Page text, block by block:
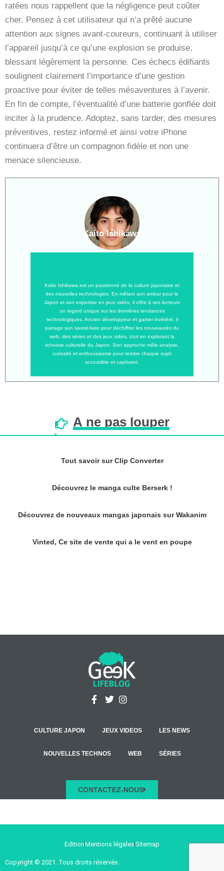
ratées nous rappellent que la négligence peut coûter
cher. Pensez à cet utilisateur qui n’a prêté aucune
attention aux signes avant-coureurs, continuant à utiliser
l’appareil jusqu’à ce qu’une explosion se produise,
blessant légèrement la personne. Ces échecs édifiants
soulignent clairement l’importance d’une gestion
proactive pour éviter de telles mésaventures à l’avenir.
En fin de compte, l’éventualité d’une batterie gonflée doit
inciter à la prudence. Adoptez, sans tarder, des mesures
préventives, restez informé et ainsi votre iPhone
continuera d’être un compagnon fidèle et non une
menace silencieuse.
Kaito Ishikawa est un passionné de la culture japonaise et
des nouvelles technologies. En mêlant son amour pour le
Japon et son expertise en jeux vidéo, il offre à ses lecteurs
un regard unique sur les dernières tendances
technologiques. Ancien développeur et gamer invétéré, il
partage son savoir-faire pour déchiffrer les nouveautés du
web, des séries et des jeux vidéo, tout en explorant la
richesse culturelle du Japon. Son approche mêle analyse,
curiosité et enthousiasme pour rendre chaque sujet
accessible et captivant.
Kaito Ishikawa
À ne pas louper
Tout savoir sur Clip Converter
Découvrez le manga culte Berserk !
Découvrez de nouveaux mangas japonais sur Wakanim
Vinted, Ce site de vente qui a le vent en poupe
CULTURE JAPON JEUX VIDEOS LES NEWS
NOUVELLES TECHNOS WEB SÉRIES
CONTACTEZ-NOUS
Copyright © 2021. Tous droits réservés.
EditionMentions légalesSitemap